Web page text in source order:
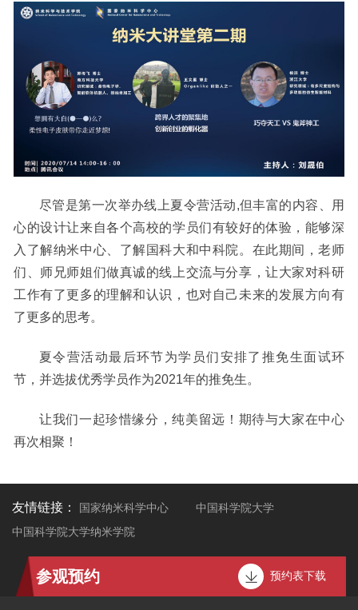
尽管是第一次举办线上夏令营活动,但丰富的内容、用
心的设计让来自各个高校的学员们有较好的体验，能够深
入了解纳米中心、了解国科大和中科院。在此期间，老师
们、师兄师姐们做真诚的线上交流与分享，让大家对科研
工作有了更多的理解和认识，也对自己未来的发展方向有
了更多的思考。
夏令营活动最后环节为学员们安排了推免生面试环
节，并选拔优秀学员作为2021年的推免生。
让我们一起珍惜缘分，纯美留远！期待与大家在中心
再次相聚！
友情链接： 国家纳米科学中心
中国科学院大学
中国科学院大学纳米学院
参观预约 预约表下载